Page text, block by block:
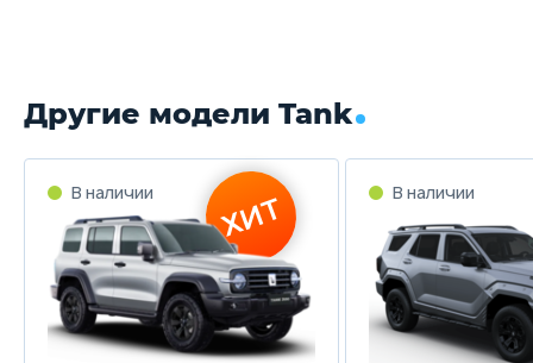
Другие модели Tank
В наличии ХИТ В наличии